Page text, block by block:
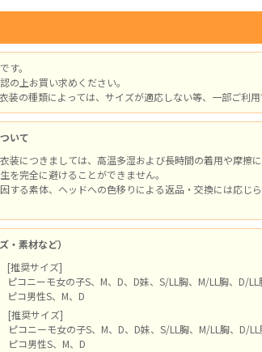
す。
の上お買い求めください。
装の種類によっては、サイズが適応しない等、一部ご利
いて
装につきましては、高温多湿および長時間の着用や摩擦
を完全に避けることができません。
する素体、ヘッドへの色移りによる返品・交換には応
・素材など）
[推奨サイズ]
ピコニーモ女の子S、M、D、D妹、S/LL胸、M/LL胸、D/LL
ピコ男性S、M、D
[推奨サイズ]
ピコニーモ女の子S、M、D、D妹、S/LL胸、M/LL胸、D/LL
ピコ男性S、M、D